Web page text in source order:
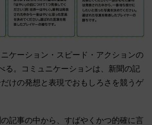
ケーション・スピード・アクションの
る。コミュニケーションは、新聞の記
けの発想と表現でおもしろさを競うゲ
記事の中から、すばやくかつ的確に言